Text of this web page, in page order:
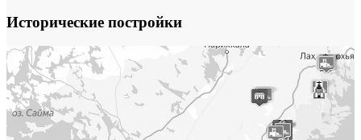
Исторические постройки